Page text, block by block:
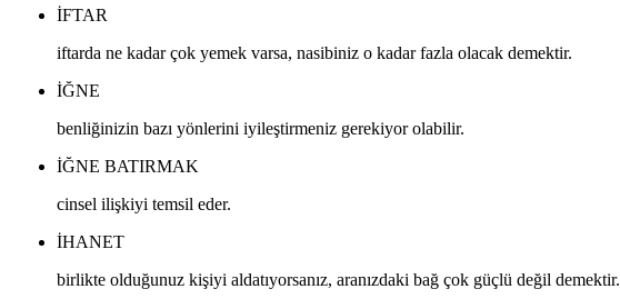
IFTAR
iftarda ne kadar çok yemek varsa, nasibiniz o kadar fazla olacak demektir.
IĞNE
benliğinizin bazı yönlerini iyileştirmeniz gerekiyor olabilir.
IĞNE BATIRMAK
cinsel ilişkiyi temsil eder.
IHANET
birlikte olduğunuz kişiyi aldatıyorsanız, aranızdaki bağ çok güçlü değil demektir.